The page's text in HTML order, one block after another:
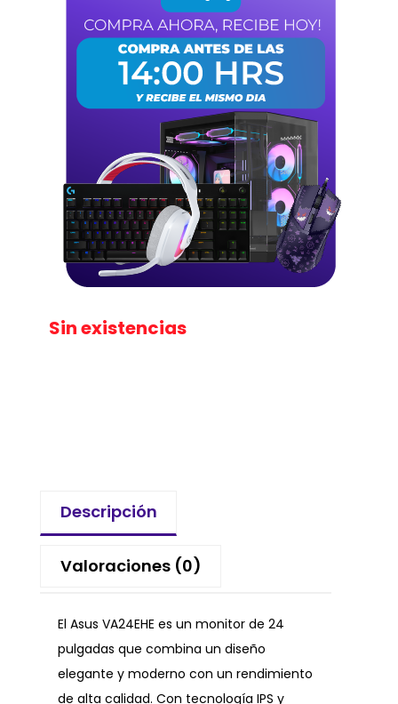
Sin existencias
Descripción
Valoraciones (0)
El Asus VA24EHE es un monitor de 24
pulgadas que combina un diseño
elegante y moderno con un rendimiento
de alta calidad. Con tecnología IPS y